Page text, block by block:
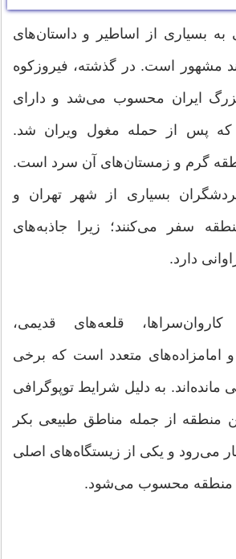
به بسیاری از اساطیر و داستان‌های
مشهور است. در گذشته، فیروزکوه
ایران محسوب می‌شد و دارای
که پس از حمله مغول ویران شد.
گرم و زمستان‌های آن سرد است.
بسیاری از شهر تهران و
سفر می‌کنند؛ زیرا جاذبه‌های
دارد.
کاروان‌سراها، قلعه‌های قدیمی،
امامزاده‌های متعدد است که برخی
مانده‌اند. به دلیل شرایط توپوگرافی
منطقه از جمله مناطق طبیعی بکر
می‌رود و یکی از زیستگاه‌های اصلی
منطقه محسوب می‌شود.